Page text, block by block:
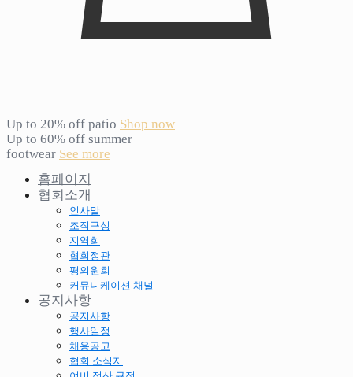
Up to 20% off patio Shop now
Up to 60% off summer
footwear See more
홈페이지
협회소개
인사말
조직구성
지역회
협회정관
평의원회
커뮤니케이션 채널
공지사항
공지사항
행사일정
채용공고
협회 소식지